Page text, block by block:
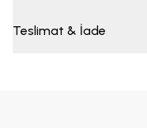
Teslimat & İade